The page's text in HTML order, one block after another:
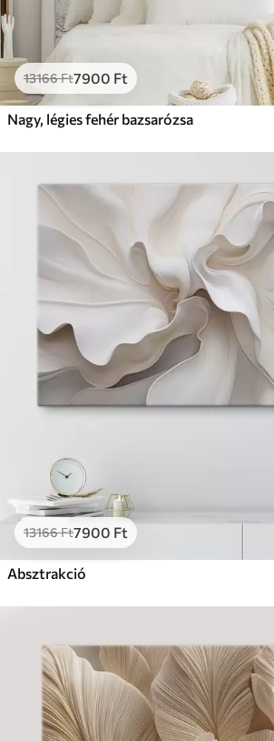
13166Ft7900 Ft
Nagy, légies fehér bazsarózsa
13166Ft7900 Ft
Absztrakció